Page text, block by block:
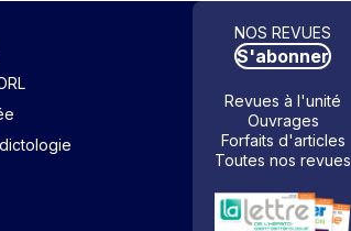
NOS REVUES
S'abonner
Revues à l'unité
Ouvrages
Forfaits d'articles
Toutes nos revues